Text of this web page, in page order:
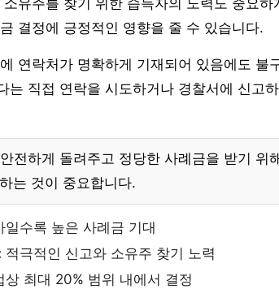
유주를 찾기 위한 습득자의 노력도 중요
결정에 긍정적인 영향을 줄 수 있습니다.
연락처가 명확하게 기재되어 있음에도 불
는 직접 연락을 시도하거나 경찰서에 신고
전하게 돌려주고 정당한 사례금을 받기 위
는 것이 중요합니다.
일수록 높은 사례금 기대
적극적인 신고와 소유주 찾기 노력
상 최대 20% 범위 내에서 결정